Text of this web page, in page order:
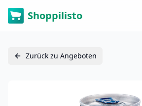
Shoppilisto
Zurück zu Angeboten